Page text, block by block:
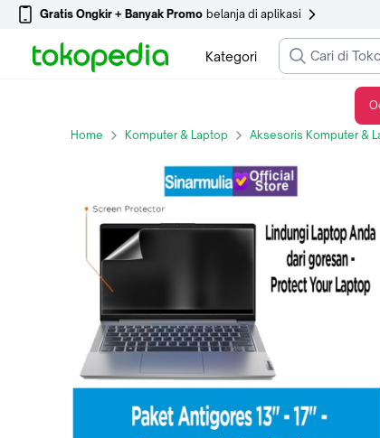
Gratis Ongkir + Banyak Promo belanja di aplikasi
Kategori
SCREEN PROTECTOR /
Home Komputer & Laptop Aksesoris Komputer &